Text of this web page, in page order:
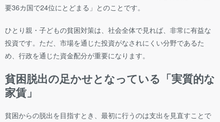
要36カ国で24位にとどまる」とのことです。
ひとり親・子どもの貧困対策は、社会全体で見れば、非常に有益な
投資です。ただ、市場を通じた投資がなされにくい分野であるた
め、行政を通じた資金配分が重要になります。
貧困脱出の足かせとなっている「実質的な
家賃」
貧困からの脱出を目指すとき、最初に行うのは支出を見直すことで